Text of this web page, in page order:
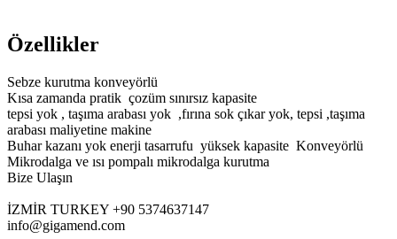
Özellikler
Sebze kurutma konveyörlü
Kısa zamanda pratik çozüm sınırsız kapasite
tepsi yok , taşıma arabası yok ,fırına sok çıkar yok, tepsi ,taşıma
arabası maliyetine makine
Buhar kazanı yok enerji tasarrufu yüksek kapasite Konveyörlü
Mikrodalga ve ısı pompalı mikrodalga kurutma
Bize Ulaşın
İZMİR TURKEY +90 5374637147
info@gigamend.com